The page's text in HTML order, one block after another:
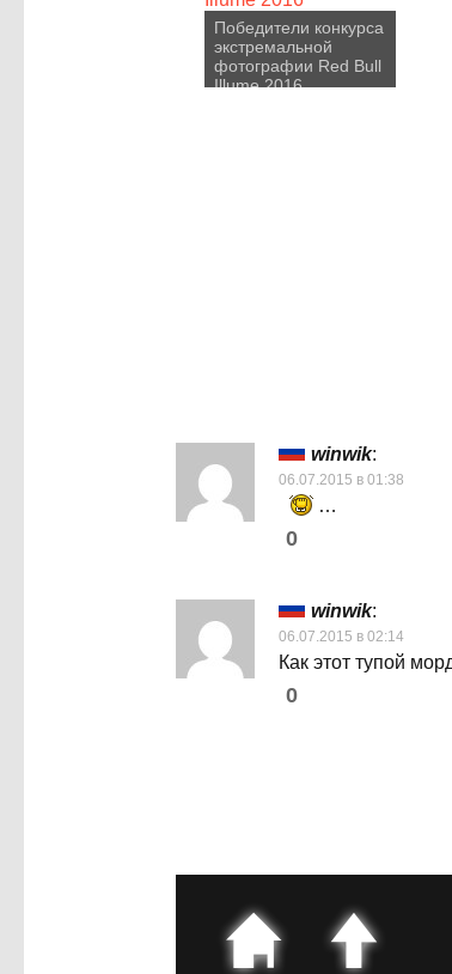
Победители конкурса
экстремальной
фотографии Red Bull
Illume 2016
winwik:
06.07.2015 в 01:38
…
0
winwik:
06.07.2015 в 02:14
Как этот тупой
0